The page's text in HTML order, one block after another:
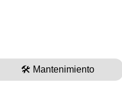
🛠️ Mantenimiento